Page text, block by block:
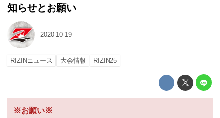
知らせとお願い
2020-10-19
RIZINニュース 大会情報 RIZIN25
※お願い※